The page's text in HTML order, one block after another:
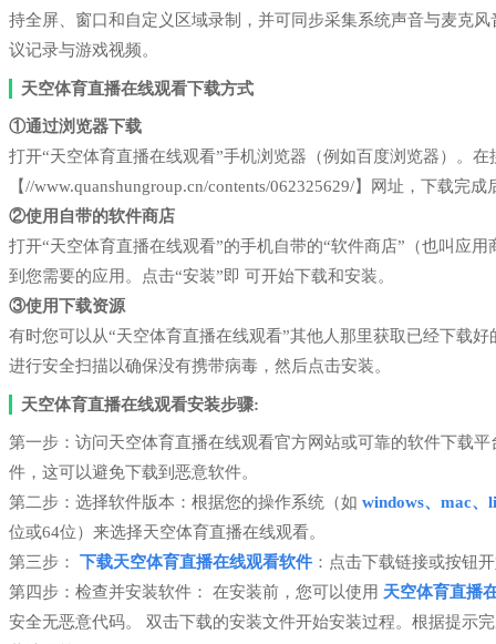
持全屏、窗口和自定义区域录制，并可同步采集系统声音与麦克
议记录与游戏视频。
天空体育直播在线观看下载方式
①通过浏览器下载
打开“天空体育直播在线观看”手机浏览器（例如百度浏览器）。
【//www.quanshungroup.cn/contents/062325629/】网址，下载完
②使用自带的软件商店
打开“天空体育直播在线观看”的手机自带的“软件商店”（也叫应
到您需要的应用。点击“安装”即 可开始下载和安装。
③使用下载资源
有时您可以从“天空体育直播在线观看”其他人那里获取已经下载
进行安全扫描以确保没有携带病毒，然后点击安装。
天空体育直播在线观看安装步骤:
第一步：访问天空体育直播在线观看官方网站或可靠的软件下载
件，这可以避免下载到恶意软件。
第二步：选择软件版本：根据您的操作系统（如 windows、mac、
位或64位）来选择天空体育直播在线观看。
第三步： 下载天空体育直播在线观看软件 ：点击下载链接或按钮
第四步：检查并安装软件： 在安装前，您可以使用 天空体育直播
安全无恶意代码。 双击下载的安装文件开始安装过程。根据提示